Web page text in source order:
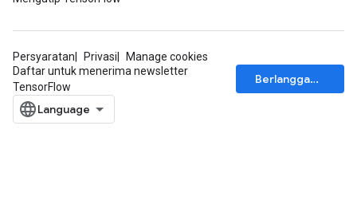
Persyaratan Privasi
Manage cookies
Daftar untuk menerima newsletter
TensorFlow
Berlangganan